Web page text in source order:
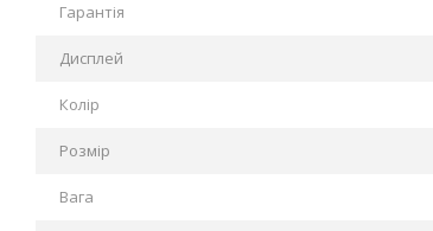
Гарантія
Дисплей
Колір
Розмір
Вага